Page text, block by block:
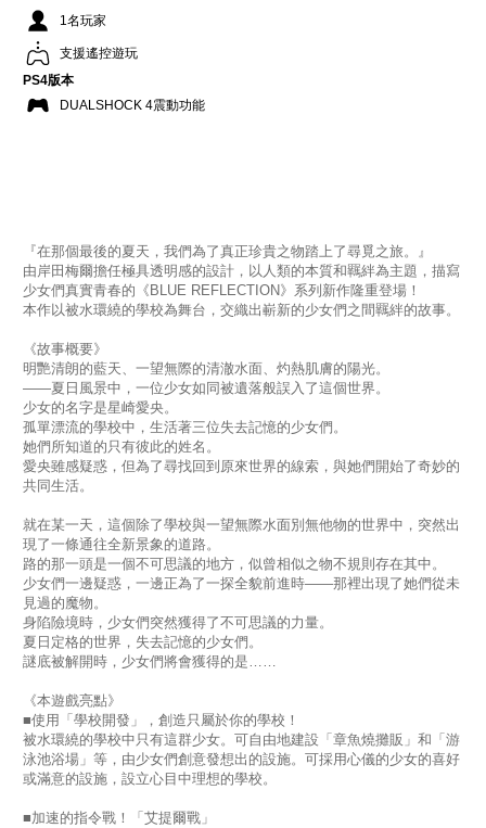
1名玩家
支援遙控遊玩
PS4版本
DUALSHOCK 4震動功能
『在那個最後的夏天，我們為了真正珍貴之物踏上了尋覓之旅。』
由岸田梅爾擔任極具透明感的設計，以人類的本質和羈絆為主題，描寫
少女們真實青春的《BLUE REFLECTION》系列新作隆重登場！
本作以被水環繞的學校為舞台，交織出嶄新的少女們之間羈絆的故事。
《故事概要》
明艷清朗的藍天、一望無際的清澈水面、灼熱肌膚的陽光。
——夏日風景中，一位少女如同被遺落般誤入了這個世界。
少女的名字是星崎愛央。
孤單漂流的學校中，生活著三位失去記憶的少女們。
她們所知道的只有彼此的姓名。
愛央雖感疑惑，但為了尋找回到原來世界的線索，與她們開始了奇妙的
共同生活。
就在某一天，這個除了學校與一望無際水面別無他物的世界中，突然出
現了一條通往全新景象的道路。
路的那一頭是一個不可思議的地方，似曾相似之物不規則存在其中。
少女們一邊疑惑，一邊正為了一探全貌前進時——那裡出現了她們從未
見過的魔物。
身陷險境時，少女們突然獲得了不可思議的力量。
夏日定格的世界，失去記憶的少女們。
謎底被解開時，少女們將會獲得的是……
《本遊戲亮點》
■使用「學校開發」，創造只屬於你的學校！
被水環繞的學校中只有這群少女。可自由地建設「章魚燒攤販」和「游
泳池浴場」等，由少女們創意發想出的設施。可採用心儀的少女的喜好
或滿意的設施，設立心目中理想的學校。
■加速的指令戰！「艾提爾戰」